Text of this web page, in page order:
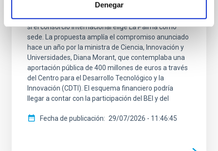
Denegar
que permitiría movilizar recursos para la
construcción del Telescopio de Treinta Metros (TMT)
si el consorcio internacional elige La Palma como
sede. La propuesta amplía el compromiso anunciado
hace un año por la ministra de Ciencia, Innovación y
Universidades, Diana Morant, que contemplaba una
aportación pública de 400 millones de euros a través
del Centro para el Desarrollo Tecnológico y la
Innovación (CDTI). El esquema financiero podría
llegar a contar con la participación del BEI y del
Fecha de publicación 29/07/2026 - 11:46:45